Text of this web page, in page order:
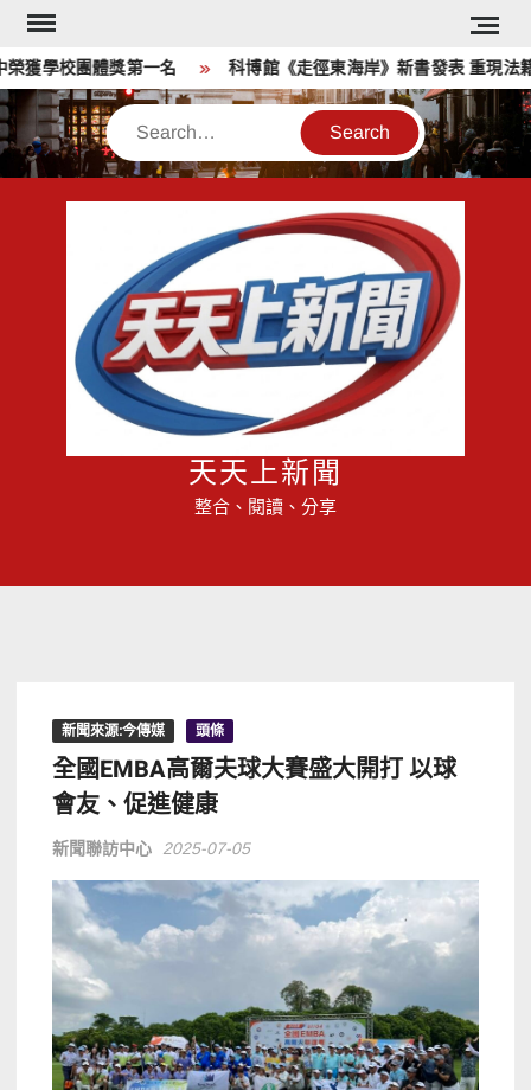
Skip
content
學校團體獎第一名 科博館《走徑東海岸》新書發表 重現法籍
Search
天天上新聞
整合、閱讀、分享
新聞來源:今傳媒 頭條
全國EMBA高爾夫球大賽盛大開打 以球
會友、促進健康
新聞聯訪中心 2025-07-05